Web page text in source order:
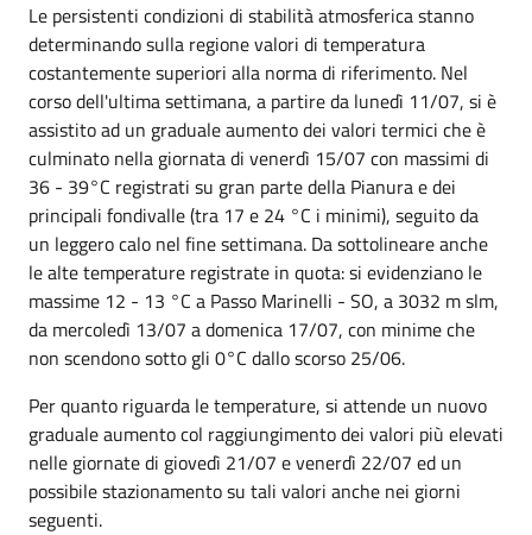
Le persistenti condizioni di stabilità atmosferica stanno
determinando sulla regione valori di temperatura
costantemente superiori alla norma di riferimento. Nel
corso dell'ultima settimana, a partire da lunedì 11/07, si è
assistito ad un graduale aumento dei valori termici che è
culminato nella giornata di venerdì 15/07 con massimi di
36 - 39°C registrati su gran parte della Pianura e dei
principali fondivalle (tra 17 e 24 °C i minimi), seguito da
un leggero calo nel fine settimana. Da sottolineare anche
le alte temperature registrate in quota: si evidenziano le
massime 12 - 13 °C a Passo Marinelli - SO, a 3032 m slm,
da mercoledì 13/07 a domenica 17/07, con minime che
non scendono sotto gli 0°C dallo scorso 25/06.
Per quanto riguarda le temperature, si attende un nuovo
graduale aumento col raggiungimento dei valori più elevati
nelle giornate di giovedì 21/07 e venerdì 22/07 ed un
possibile stazionamento su tali valori anche nei giorni
seguenti.